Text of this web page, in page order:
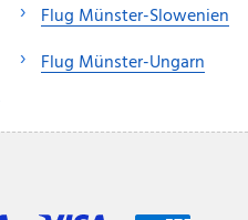
Flug Münster-Slowenien
Flug Münster-Ungarn